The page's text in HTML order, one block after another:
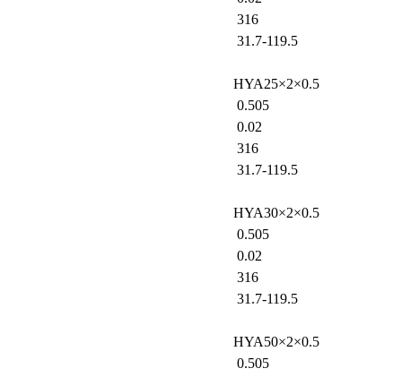
316
31.7-119.5
HYA25×2×0.5
0.505
0.02
316
31.7-119.5
HYA30×2×0.5
0.505
0.02
316
31.7-119.5
HYA50×2×0.5
0.505